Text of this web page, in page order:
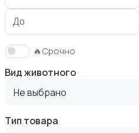
🔥Срочно
Вид животного
Не выбрано
Тип товара